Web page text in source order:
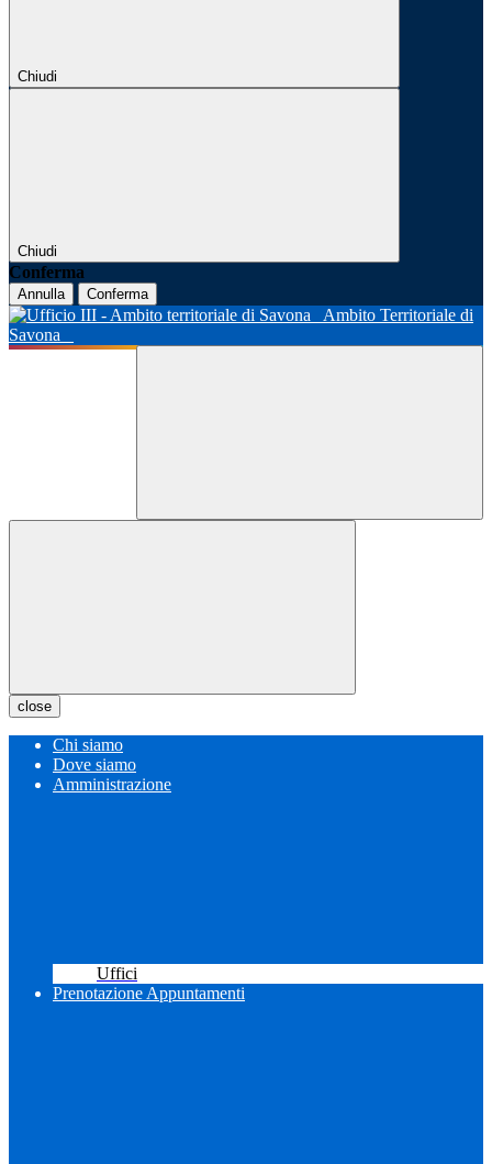
Chiudi
Chiudi
Conferma
Annulla Conferma
Ambito Territoriale di
Savona
close
Chi siamo
Dove siamo
Amministrazione
Uffici
Prenotazione Appuntamenti